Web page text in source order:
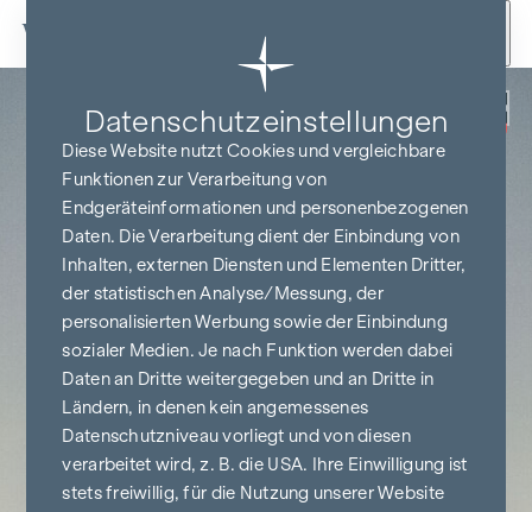
Zum Inhalt springen
PROVISIONSFREI
BIS BAUBEGINN
Datenschutz­einstellungen
Diese Website nutzt Cookies und vergleichbare
Funktionen zur Verarbeitung von
Endgeräteinformationen und personenbezogenen
Daten. Die Verarbeitung dient der Einbindung von
Inhalten, externen Diensten und Elementen Dritter,
der statistischen Analyse/Messung, der
personalisierten Werbung sowie der Einbindung
sozialer Medien. Je nach Funktion werden dabei
Daten an Dritte weitergegeben und an Dritte in
Ländern, in denen kein angemessenes
Datenschutzniveau vorliegt und von diesen
verarbeitet wird, z. B. die USA. Ihre Einwilligung ist
stets freiwillig, für die Nutzung unserer Website